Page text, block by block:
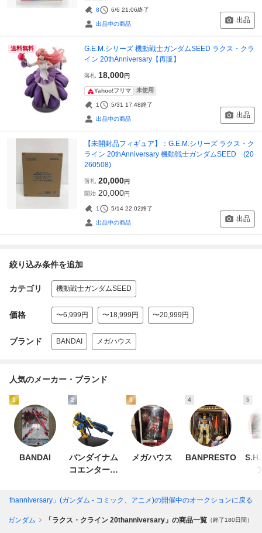
8 6/6 21:06終了
出品中の商品 出品
送料無料
G.E.M.シリーズ 機動戦士ガンダムSEED ラクス・クラ
イン 20thAnniversary【再販】
落札 18,000円
Yahoo!フリマ 未使用
1 5/31 17:48終了
出品中の商品 出品
【未開封品フィギュア】：G.E.M.シリーズ ラクス・ク
ライン 20thAnniversary 機動戦士ガンダムSEED (20
260508)
落札 20,000円
開始 20,000円
1 5/14 22:02終了
出品中の商品 出品
絞り込み条件を追加
カテゴリ 機動戦士ガンダムSEED
価格 〜6,999円 〜18,999円 〜20,999円
ブランド BANDAI メガハウス
人気のメーカー・ブランド
1
BANDAI
2
バンダイナム
コエンターテ
3
メガハウス
4
BANPRESTO
5
」(ガンダム - コミック、アニメ)の開催中のオークションに戻る
ガンダム 「ラクス・クライン 20thanniversary」の商品一覧 （終了180日間）